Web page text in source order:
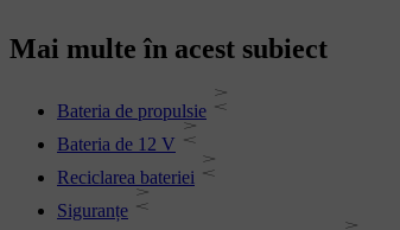
Mai multe în acest subiect
Bateria de propulsie
Bateria de 12 V
Reciclarea bateriei
Siguranțe